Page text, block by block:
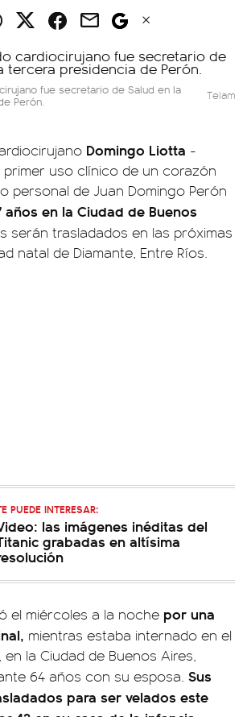
fue secretario de Salud en la
Perón. Telam
Domingo Liotta -
primer uso clínico de un corazón
personal de Juan Domingo Perón
en la Ciudad de Buenos
serán trasladados en las próximas
natal de Diamante, Entre Ríos.
PUEDE INTERESAR:
las imágenes inéditas del
grabadas en altísima
el miércoles a la noche por una
mientras estaba internado en el
en la Ciudad de Buenos Aires,
64 años con su esposa. Sus
para ser velados este